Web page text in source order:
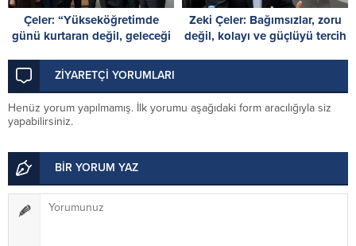
Çeler: “Yükseköğretimde
günü kurtaran değil, geleceği
var”
Zeki Çeler: Bağımsızlar, zoru
değil, kolayı ve güçlüyü tercih
ZİYARETÇİ YORUMLARI
Henüz yorum yapılmamış. İlk yorumu aşağıdaki form aracılığıyla siz
yapabilirsiniz.
BİR YORUM YAZ